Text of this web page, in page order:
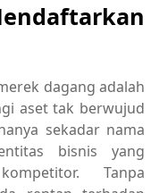
dagang adalah
aset tak berwujud
sekadar nama
bisnis yang
Tanpa